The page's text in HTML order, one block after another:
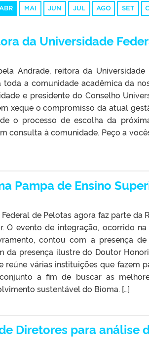
MAI JUN JUL AGO SET
da Universidade
Andrade, reitora da
toda a comunidade acadêmica da
e presidente do Conselho
xeque o compromisso da atual
o processo de escolha da
consulta à comunidade. Peço a
Pampa de Ensino
de Pelotas agora faz parte da
O evento de integração, ocorrido
contou com a presença
da presença ilustre do Doutor
reúne várias instituições que fazem
a fim de buscar as
sustentável do Bioma. […]
Diretores para análise